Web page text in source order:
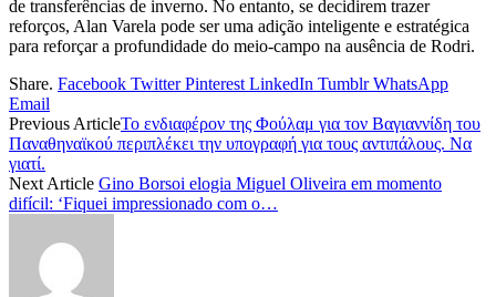
de transferências de inverno. No entanto, se decidirem trazer
reforços, Alan Varela pode ser uma adição inteligente e estratégica
para reforçar a profundidade do meio-campo na ausência de Rodri.
Share. Facebook Twitter Pinterest LinkedIn Tumblr WhatsApp
Email
Previous ArticleΤο ενδιαφέρον της Φούλαμ για τον Βαγιαννίδη του
Παναθηναϊκού περιπλέκει την υπογραφή για τους αντιπάλους. Να
γιατί.
Next Article Gino Borsoi elogia Miguel Oliveira em momento
difícil: ‘Fiquei impressionado com o…